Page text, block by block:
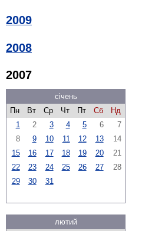
2009
2008
2007
січень
Пн
Вт Ср Чт Пт Сб
Нд
1
2 3 4 5 6
7
8
9 10 11 12 13
14
15
16 17 18 19 20
21
22
23 24 25 26 27
28
29
30 31
лютий